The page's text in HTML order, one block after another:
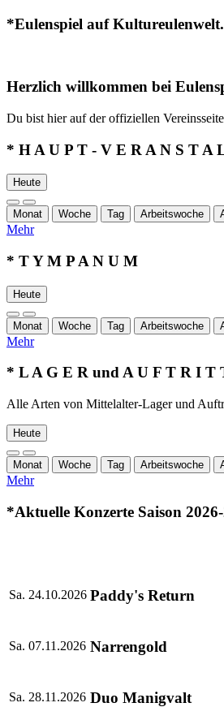
*Eulenspiel auf
Herzlich willkommen bei
Du bist hier auf der offiziellen
* H A U P T - V E R A N S T A
Heute
Monat Woche Tag Arbeitswoche
Mehr
* T Y M P A N U M
Heute
Monat Woche Tag Arbeitswoche
Mehr
* L A G E R und A U F T R I T
Alle Arten von Mittelalter-Lager und
Heute
Monat Woche Tag Arbeitswoche
Mehr
*Aktuelle Konzerte Saison
Sa. 24.10.2026 Paddy's Return
Sa. 07.11.2026 Narrengold
Sa. 28.11.2026 Duo Manigvalt